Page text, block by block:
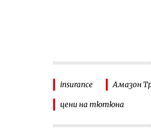
insurance Амазон
цени на тютюна